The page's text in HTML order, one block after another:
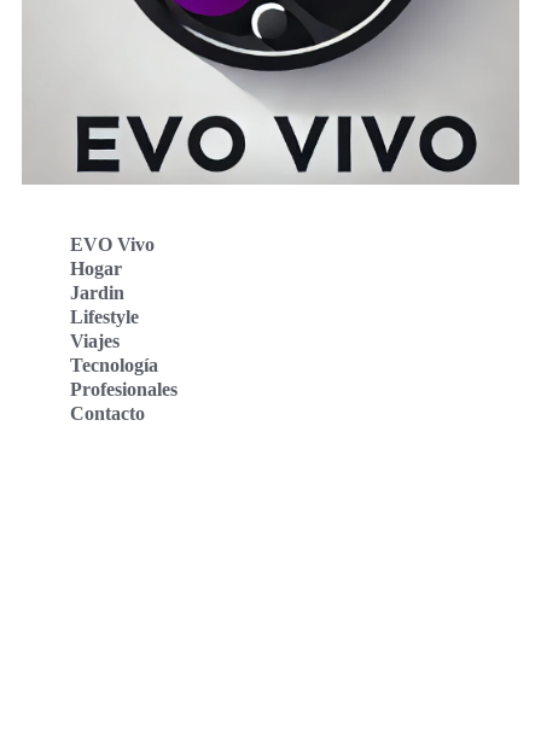
EVO Vivo
Hogar
Jardin
Lifestyle
Viajes
Tecnología
Profesionales
Contacto